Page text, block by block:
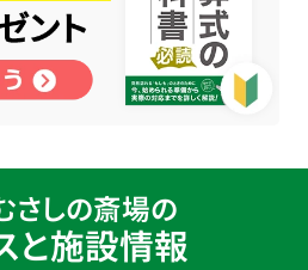
さしの斎場の
と施設情報